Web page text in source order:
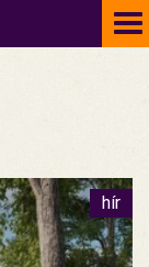
hír